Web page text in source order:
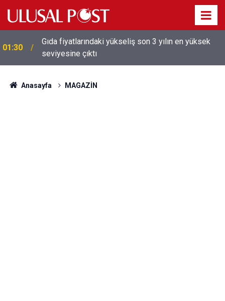
01:26
Galatasaray'dan sekiz kişi hakkında savcılığa suç
duyurusu
Anasayfa MAGAZİN